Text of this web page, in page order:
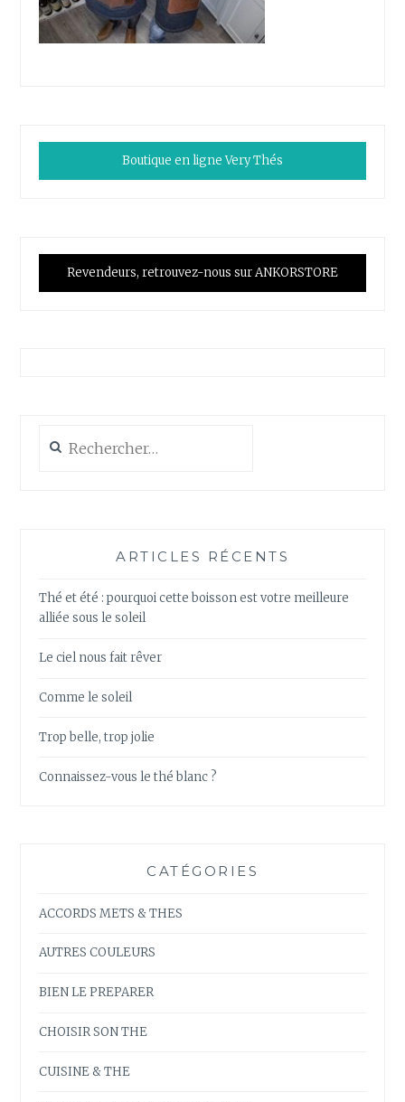
Boutique en ligne Very Thés
Revendeurs, retrouvez-nous sur ANKORSTORE
ARTICLES RÉCENTS
Thé et été : pourquoi cette boisson est votre meilleure
alliée sous le soleil
Le ciel nous fait rêver
Comme le soleil
Trop belle, trop jolie
Connaissez-vous le thé blanc ?
CATÉGORIES
ACCORDS METS & THES
AUTRES COULEURS
BIEN LE PREPARER
CHOISIR SON THE
CUISINE & THE